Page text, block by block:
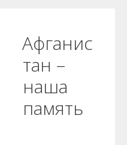
Афганис
тан –
наша
память